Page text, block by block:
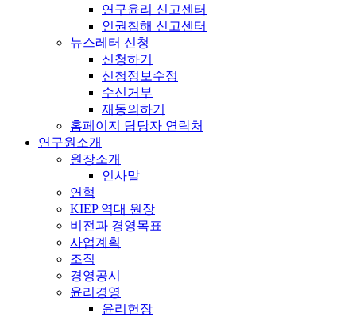
연구윤리 신고센터
인권침해 신고센터
뉴스레터 신청
신청하기
신청정보수정
수신거부
재동의하기
홈페이지 담당자 연락처
연구원소개
원장소개
인사말
연혁
KIEP 역대 원장
비전과 경영목표
사업계획
조직
경영공시
윤리경영
윤리헌장